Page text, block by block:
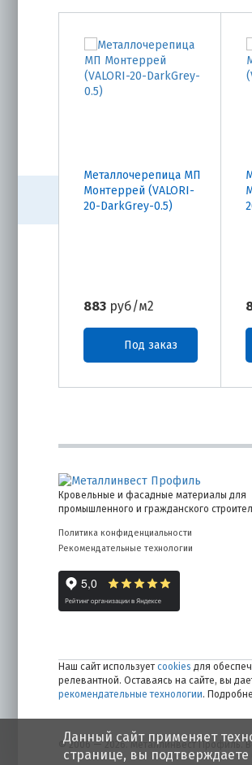
Металлочерепица МП
Монтеррей (VALORI-
20-DarkGrey-0.5)
883 руб/м2
Под заказ
Кровельные и фасадные материалы для
промышленного и гражданского
Политика конфиденциальности
Рекомендательные технологии
Наш сайт использует cookies для
релевантной. Оставаясь на сайте, вы
рекомендательные технологии.
© 2006 — 2026. Металлинвест Профиль.
Данный сайт применяет
странице, вы подтверждаете